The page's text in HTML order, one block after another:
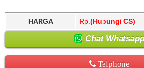
HARGA Rp. (Hubungi CS)
Chat Whatsapp
Telphone